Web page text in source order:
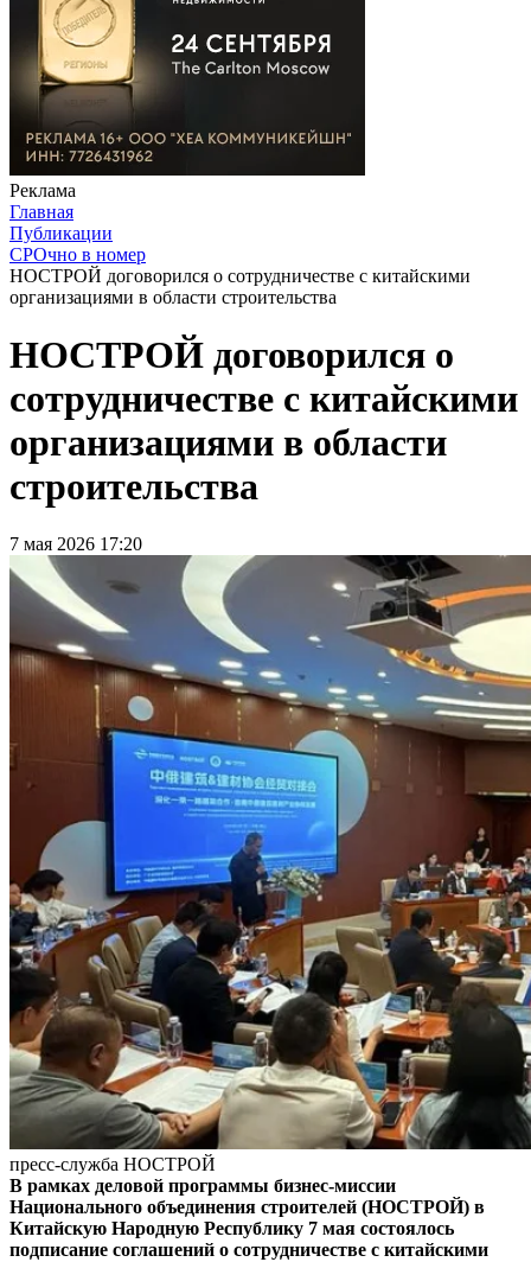
Реклама
Главная
Публикации
СРОчно в номер
НОСТРОЙ договорился о сотрудничестве с китайскими
организациями в области строительства
НОСТРОЙ договорился о
сотрудничестве с китайскими
организациями в области
строительства
7 мая 2026 17:20
пресс-служба НОСТРОЙ
В рамках деловой программы бизнес-миссии
Национального объединения строителей (НОСТРОЙ) в
Китайскую Народную Республику 7 мая состоялось
подписание соглашений о сотрудничестве с китайскими